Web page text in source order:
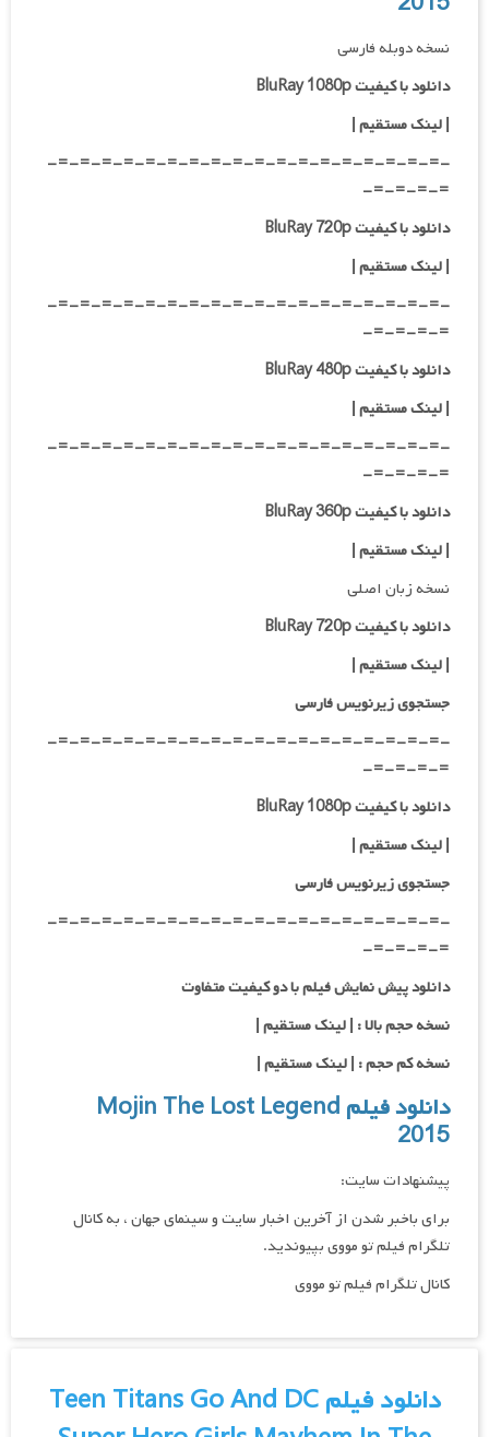
نسخه دوبله فارسی
دانلود با کیفیت BluRay 1080p
|لینک مستقیم |
-=-=-=-=-=-=-=-=-=-=-=-=-=-=-=-=-=-=-
=-=-=-=-
دانلود با کیفیت BluRay 720p
| لینک مستقیم |
-=-=-=-=-=-=-=-=-=-=-=-=-=-=-=-=-=-=-
=-=-=-=-
دانلود با کیفیت BluRay 480p
| لینک مستقیم |
-=-=-=-=-=-=-=-=-=-=-=-=-=-=-=-=-=-=-
=-=-=-=-
دانلود با کیفیت BluRay 360p
| لینک مستقیم |
نسخه زبان اصلی
دانلود با کیفیت BluRay 720p
|لینک مستقیم|
جستجوی زیرنویس فارسی
-=-=-=-=-=-=-=-=-=-=-=-=-=-=-=-=-=-=-
=-=-=-=-
دانلود با کیفیت BluRay 1080p
|لینک مستقیم|
جستجوی زیرنویس فارسی
-=-=-=-=-=-=-=-=-=-=-=-=-=-=-=-=-=-=-
=-=-=-=-
دانلود پیش نمایش فیلم با دو کیفیت متفاوت
نسخه حجم بالا : | لینک مستقیم |
نسخه کم حجم : | لینک مستقیم |
دانلود فیلم Mojin The Lost Legend
2015
پیشنهادات سایت:
برای باخبر شدن از آخرین اخبار سایت و سینمای جهان ، به کانال
تلگرام فیلم تو مووی بپیوندید.
کانال تلگرام فیلم تو مووی
دانلود فیلم Teen Titans Go And DC